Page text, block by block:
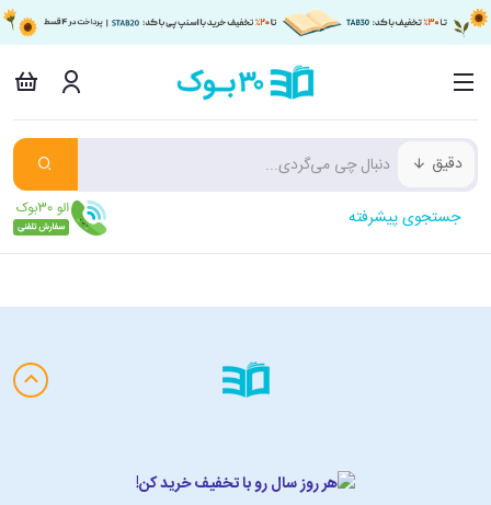
دقیق
جستجوی پیشرفته